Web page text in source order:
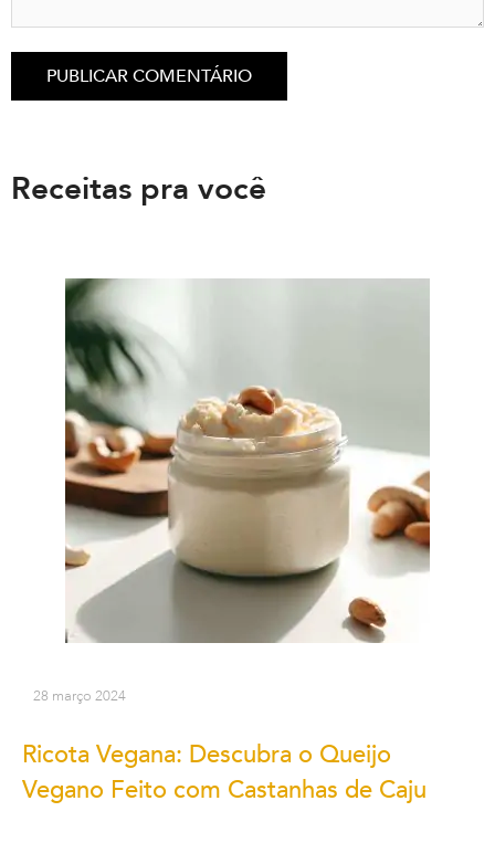
Receitas pra você
28 março 2024
Ricota Vegana: Descubra o Queijo
Vegano Feito com Castanhas de Caju